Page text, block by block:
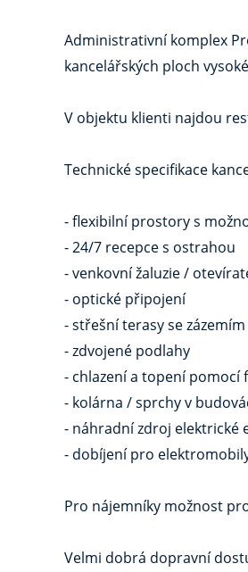
Administrativní komplex
kancelářských ploch
V objektu klienti najdou
Technické specifikace
- flexibilní prostory s
- 24/7 recepce s ostrahou
- venkovní žaluzie /
- optické připojení
- střešní terasy se zázemím
- zdvojené podlahy
- chlazení a topení pomocí
- kolárna / sprchy v
- náhradní zdroj elektrické
- dobíjení pro
Pro nájemníky možnost
Velmi dobrá dopravní